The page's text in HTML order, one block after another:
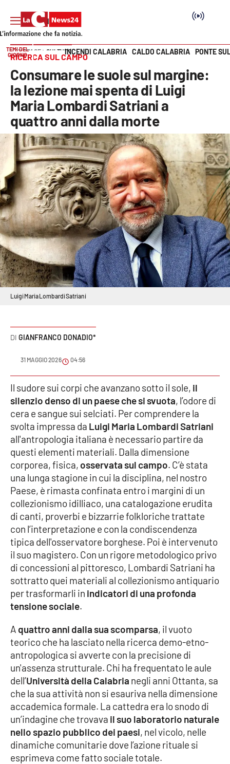
SEZIONI
Cronaca
Politica
Attualità
Economia e lavoro
Italia Mondo
Sanità
Sport
Cultura
Meteo
VIDEO
Ambiente
Cronaca
Cultura
Economia e Lavoro
Politica
Sanità
Società
Sport
RUBRICHE
Good Morning Vietnam
Parchi Marini Calabria
Leggendo Alvaro insieme
Imprese Di Calabria
Vai
TEMI DEL
GIORNO
INCENDI CALABRIA CALDO CALABRIA PONTE
HOME PAGE CULTURA
RICERCA SUL CAMPO
Consumare le suole sul margine:
la lezione mai spenta di Luigi
Maria Lombardi Satriani a
quattro anni dalla morte
Luigi Maria Lombardi Satriani
GIANFRANCO DONADIO*
31 MAGGIO 2026 04:56
Il sudore sui corpi che avanzano sotto il sole, il
silenzio denso di un paese che si svuota, l’odore di
cera e sangue sui selciati. Per comprendere la
svolta impressa da Luigi Maria Lombardi Satriani
all'antropologia italiana è necessario partire da
questi elementi materiali. Dalla dimensione
corporea, fisica, osservata sul campo. C’è stata
una lunga stagione in cui la disciplina, nel nostro
Paese, è rimasta confinata entro i margini di un
collezionismo idilliaco, una catalogazione erudita
di canti, proverbi e bizzarrie folkloriche trattate
con l’interpretazione e con la condiscendenza
tipica dell'osservatore borghese. Poi è intervenuto
il suo magistero. Con un rigore metodologico privo
di concessioni al pittoresco, Lombardi Satriani ha
sottratto quei materiali al collezionismo antiquario
per trasformarli in indicatori di una profonda
tensione sociale.
A quattro anni dalla sua scomparsa, il vuoto
teorico che ha lasciato nella ricerca demo-etno-
antropologica si avverte con la precisione di
un'assenza strutturale. Chi ha frequentato le aule
dell’Università della Calabria negli anni Ottanta, sa
che la sua attività non si esauriva nella dimensione
accademica formale. La cattedra era lo snodo di
un’indagine che trovava il suo laboratorio naturale
nello spazio pubblico dei paesi, nel vicolo, nelle
dinamiche comunitarie dove l’azione rituale si
esprimeva come fatto sociale totale.